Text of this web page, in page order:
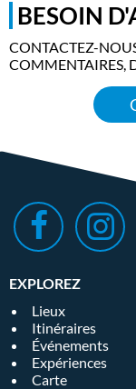
Lago
(+39) 336
Taxi
(+39) 0323
112
BESOIN
CONTACTEZ-
COMMENTAIRES,
EXPLOREZ
Lieux
Itinéraires
Événements
Expériences
Carte